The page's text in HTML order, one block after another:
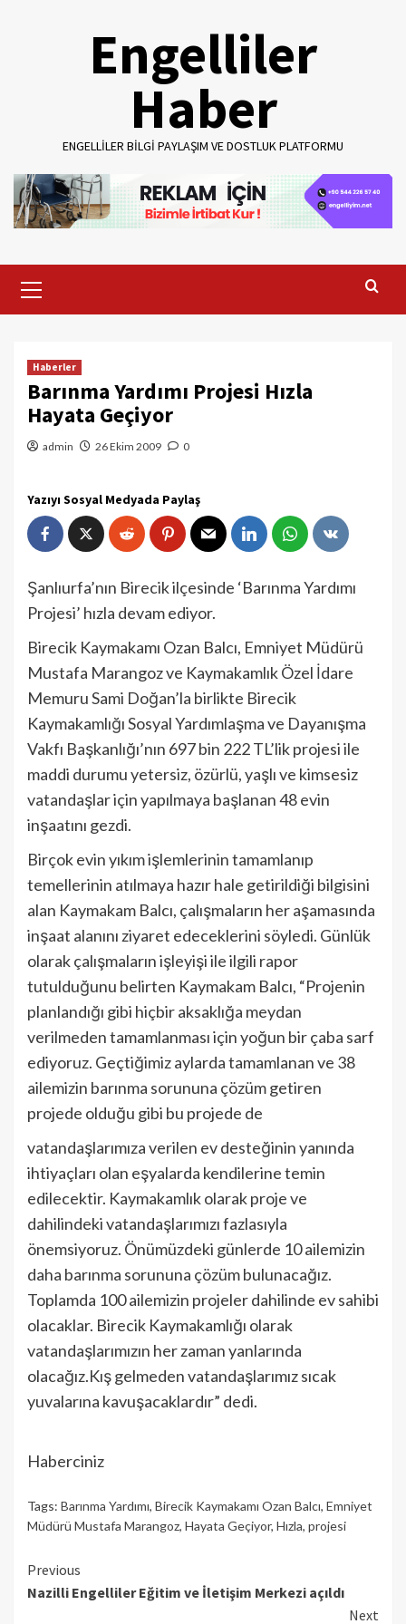
Engelliler
Haber
ENGELLILER BILGI PAYLAŞIM VE DOSTLUK PLATFORMU
Menu
Haberler
Barınma Yardımı Projesi Hızla
Hayata Geçiyor
admin 26 Ekim 2009 0
Yazıyı Sosyal Medyada Paylaş
Şanlıurfa’nın Birecik ilçesinde ‘Barınma Yardımı
Projesi’ hızla devam ediyor.
Birecik Kaymakamı Ozan Balcı, Emniyet Müdürü
Mustafa Marangoz ve Kaymakamlık Özel İdare
Memuru Sami Doğan’la birlikte Birecik
Kaymakamlığı Sosyal Yardımlaşma ve Dayanışma
Vakfı Başkanlığı’nın 697 bin 222 TL’lik projesi ile
maddi durumu yetersiz, özürlü, yaşlı ve kimsesiz
vatandaşlar için yapılmaya başlanan 48 evin
inşaatını gezdi.
Birçok evin yıkım işlemlerinin tamamlanıp
temellerinin atılmaya hazır hale getirildiği bilgisini
alan Kaymakam Balcı, çalışmaların her aşamasında
inşaat alanını ziyaret edeceklerini söyledi. Günlük
olarak çalışmaların işleyişi ile ilgili rapor
tutulduğunu belirten Kaymakam Balcı, “Projenin
planlandığı gibi hiçbir aksaklığa meydan
verilmeden tamamlanması için yoğun bir çaba sarf
ediyoruz. Geçtiğimiz aylarda tamamlanan ve 38
ailemizin barınma sorununa çözüm getiren
projede olduğu gibi bu projede de
vatandaşlarımıza verilen ev desteğinin yanında
ihtiyaçları olan eşyalarda kendilerine temin
edilecektir. Kaymakamlık olarak proje ve
dahilindeki vatandaşlarımızı fazlasıyla
önemsiyoruz. Önümüzdeki günlerde 10 ailemizin
daha barınma sorununa çözüm bulunacağız.
Toplamda 100 ailemizin projeler dahilinde ev sahibi
olacaklar. Birecik Kaymakamlığı olarak
vatandaşlarımızın her zaman yanlarında
olacağız.Kış gelmeden vatandaşlarımız sıcak
yuvalarına kavuşacaklardır” dedi.
Haberciniz
Tags: Barınma Yardımı, Birecik Kaymakamı Ozan Balcı, Emniyet
Müdürü Mustafa Marangoz, Hayata Geçiyor, Hızla, projesi
Continue
Reading
Previous
Nazilli Engelliler Eğitim ve İletişim Merkezi açıldı
Next